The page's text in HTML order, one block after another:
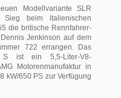
Modellvariante SLR
beim italienischen
die britische Rennfahrer-
Jenkinson auf dem
722 errangen. Das
S ist ein 5,5-Liter-V8-
Motorenmanufaktur in
kW/650 PS zur Verfügung